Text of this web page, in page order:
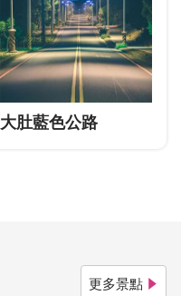
大肚藍色公路
更多景點